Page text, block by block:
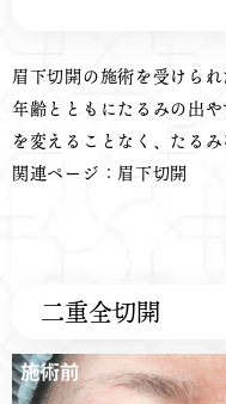
眉下切開の施術を受けられ
年齢とともにたるみの出
を変えることなく、たるみ
関連ページ： 眉下切開
二重全切開